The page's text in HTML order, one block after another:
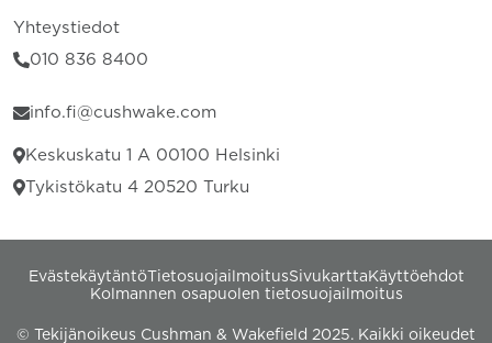
Yhteystiedot
010 836 8400
info.fi@cushwake.com
Keskuskatu 1 A 00100 Helsinki
Tykistökatu 4 20520 Turku
EvästekäytäntöTietosuojailmoitusSivukartta Käyttöehdot
Kolmannen osapuolen tietosuojailmoitus
© Tekijänoikeus Cushman & Wakefield 2025. Kaikki oikeudet